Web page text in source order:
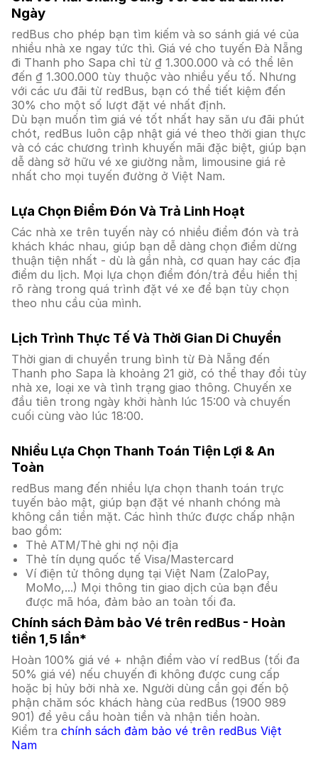
Ngày
redBus cho phép bạn tìm kiếm và so sánh giá vé của
nhiều nhà xe ngay tức thì. Giá vé cho tuyến Đà Nẵng
đi Thanh pho Sapa chỉ từ ₫ 1.300.000 và có thể lên
đến ₫ 1.300.000 tùy thuộc vào nhiều yếu tố. Nhưng
với các ưu đãi từ redBus, bạn có thể tiết kiệm đến
30% cho một số lượt đặt vé nhất định.
Dù bạn muốn tìm giá vé tốt nhất hay săn ưu đãi phút
chót, redBus luôn cập nhật giá vé theo thời gian thực
và có các chương trình khuyến mãi đặc biệt, giúp bạn
dễ dàng sở hữu vé xe giường nằm, limousine giá rẻ
nhất cho mọi tuyến đường ở Việt Nam.
Lựa Chọn Điểm Đón Và Trả Linh Hoạt
Các nhà xe trên tuyến này có nhiều điểm đón và trả
khách khác nhau, giúp bạn dễ dàng chọn điểm dừng
thuận tiện nhất - dù là gần nhà, cơ quan hay các địa
điểm du lịch. Mọi lựa chọn điểm đón/trả đều hiển thị
rõ ràng trong quá trình đặt vé xe để bạn tùy chọn
theo nhu cầu của mình.
Lịch Trình Thực Tế Và Thời Gian Di Chuyển
Thời gian di chuyển trung bình từ Đà Nẵng đến
Thanh pho Sapa là khoảng 21 giờ, có thể thay đổi tùy
nhà xe, loại xe và tình trạng giao thông. Chuyến xe
đầu tiên trong ngày khởi hành lúc 15:00 và chuyến
cuối cùng vào lúc 18:00.
Nhiều Lựa Chọn Thanh Toán Tiện Lợi & An
Toàn
redBus mang đến nhiều lựa chọn thanh toán trực
tuyến bảo mật, giúp bạn đặt vé nhanh chóng mà
không cần tiền mặt. Các hình thức được chấp nhận
bao gồm:
Thẻ ATM/Thẻ ghi nợ nội địa
Thẻ tín dụng quốc tế Visa/Mastercard
Ví điện tử thông dụng tại Việt Nam (ZaloPay,
MoMo,...) Mọi thông tin giao dịch của bạn đều
được mã hóa, đảm bảo an toàn tối đa.
Chính sách Đảm bảo Vé trên redBus - Hoàn
tiền 1,5 lần*
Hoàn 100% giá vé + nhận điểm vào ví redBus (tối đa
50% giá vé) nếu chuyến đi không được cung cấp
hoặc bị hủy bởi nhà xe. Người dùng cần gọi đến bộ
phận chăm sóc khách hàng của redBus (1900 989
901) để yêu cầu hoàn tiền và nhận tiền hoàn.
Kiểm tra chính sách đảm bảo vé trên redBus Việt
Nam